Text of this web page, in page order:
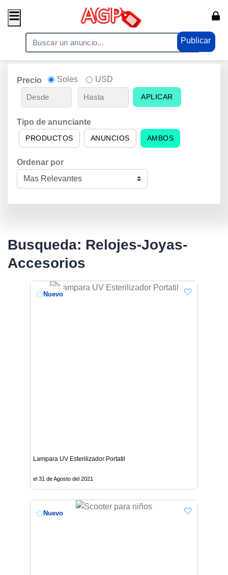
Publicar
Precio Soles USD
APLICAR
Tipo de anunciante
AMBOS
ANUNCIOS
PRODUCTOS
Ordenar por
Busqueda: Relojes-Joyas-
Accesorios
Nuevo
Lampara UV Esterilizador Portatil
el 31 de Agosto del 2021
Nuevo